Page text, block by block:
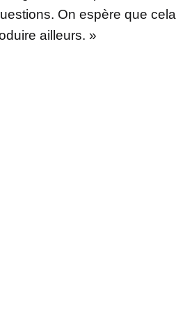
On espère que cela
ailleurs. »